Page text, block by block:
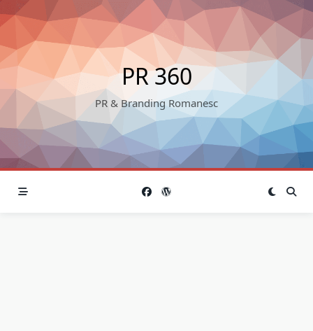
Skip
to
content
PR 360
PR & Branding Romanesc